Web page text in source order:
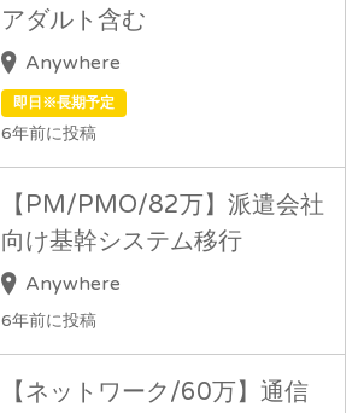
アダルト含む
Anywhere
即日※長期予定
6年前に投稿
【PM/PMO/82万】派遣会社
向け基幹システム移行
Anywhere
6年前に投稿
【ネットワーク/60万】通信